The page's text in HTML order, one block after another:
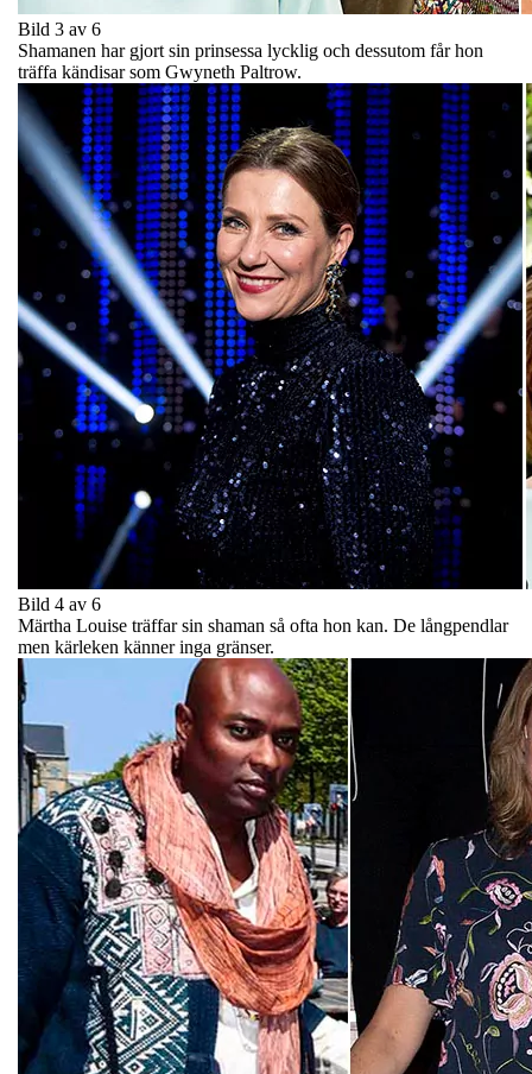
Bild 3 av 6
Shamanen har gjort sin prinsessa lycklig och dessutom får hon
träffa kändisar som Gwyneth Paltrow.
Bild 4 av 6
Märtha Louise träffar sin shaman så ofta hon kan. De långpendlar
men kärleken känner inga gränser.